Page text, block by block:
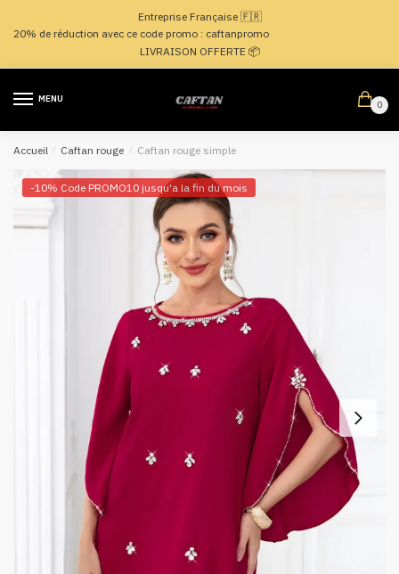
navigation
Entreprise Française 🇫🇷
20% de réduction avec ce code promo : caftanpromo
LIVRAISON OFFERTE 📦
MENU
0
Accueil / Caftan rouge / Caftan rouge simple
-10% Code PROMO10 jusqu'a la fin du mois